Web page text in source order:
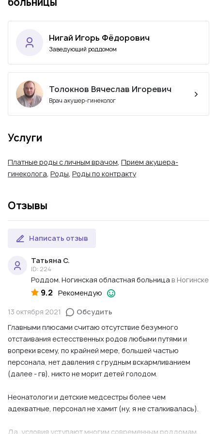
Нигай Игорь Фёдорович
Заведующий роддомом
Толокнов Вячеслав Игоревич
Врач акушер-гинеколог
Услуги
Платные роды с личным врачом, Прием акушера-
гинеколога, Роды, Роды по контракту
Отзывы
Написать отзыв
Татьяна С.
ID: 224
Роддом. Ногинская областная больница в Ногинске
9.2 Рекомендую
13 октября 2021
Обсудить
Главными плюсами считаю отсутствие безумного
отстаивания естесственных родов любыми путями и
вопреки всему, по крайней мере, большей частью
персонала, нет давления с грудным вскармливанием
(далее - гв), никто не морит детей голодом.
Неонатологи и детские медсестры более чем
адекватные, персонал не хамит (ну, я не сталкивалась).
Да, условия уступают многим современным роддомам